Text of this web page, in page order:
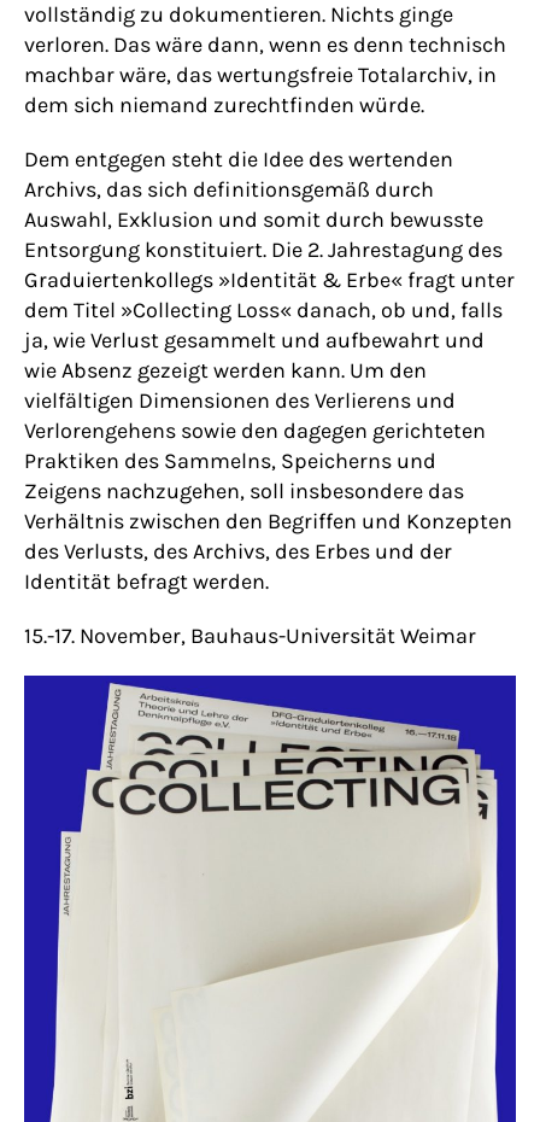
vollständig zu dokumentieren. Nichts ginge
verloren. Das wäre dann, wenn es denn technisch
machbar wäre, das wertungsfreie Totalarchiv, in
dem sich niemand zurechtfinden würde.
Dem entgegen steht die Idee des wertenden
Archivs, das sich definitionsgemäß durch
Auswahl, Exklusion und somit durch bewusste
Entsorgung konstituiert. Die 2. Jahrestagung des
Graduiertenkollegs »Identität & Erbe« fragt unter
dem Titel »Collecting Loss« danach, ob und, falls
ja, wie Verlust gesammelt und aufbewahrt und
wie Absenz gezeigt werden kann. Um den
vielfältigen Dimensionen des Verlierens und
Verlorengehens sowie den dagegen gerichteten
Praktiken des Sammelns, Speicherns und
Zeigens nachzugehen, soll insbesondere das
Verhältnis zwischen den Begriffen und Konzepten
des Verlusts, des Archivs, des Erbes und der
Identität befragt werden.
15.-17. November, Bauhaus-Universität Weimar